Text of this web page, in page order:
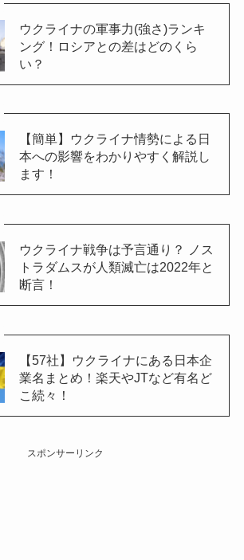
ウクライナの軍事力(強さ)ランキ
ング！ロシアとの差はどのくら
い？
【簡単】ウクライナ情勢による日
本への影響をわかりやすく解説し
ます！
ウクライナ戦争は予言通り？ ノス
トラダムスが人類滅亡は2022年と
断言！
【57社】ウクライナにある日本企
業名まとめ！楽天やJTなど有名ど
こ続々！
スポンサーリンク